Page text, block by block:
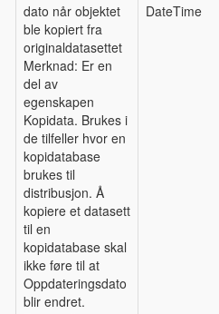
dato når objektet
ble kopiert fra
originaldatasettet
Merknad: Er en
del av
egenskapen
Kopidata. Brukes i
de tilfeller hvor en
kopidatabase
brukes til
distribusjon. Å
kopiere et datasett
til en
kopidatabase skal
ikke føre til at
Oppdateringsdato
blir endret.
DateTime